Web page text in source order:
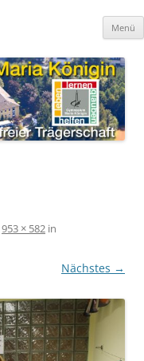
Menü
953 × 582 in
Nächstes →